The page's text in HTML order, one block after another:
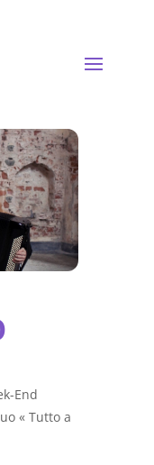
End
« Tutto a